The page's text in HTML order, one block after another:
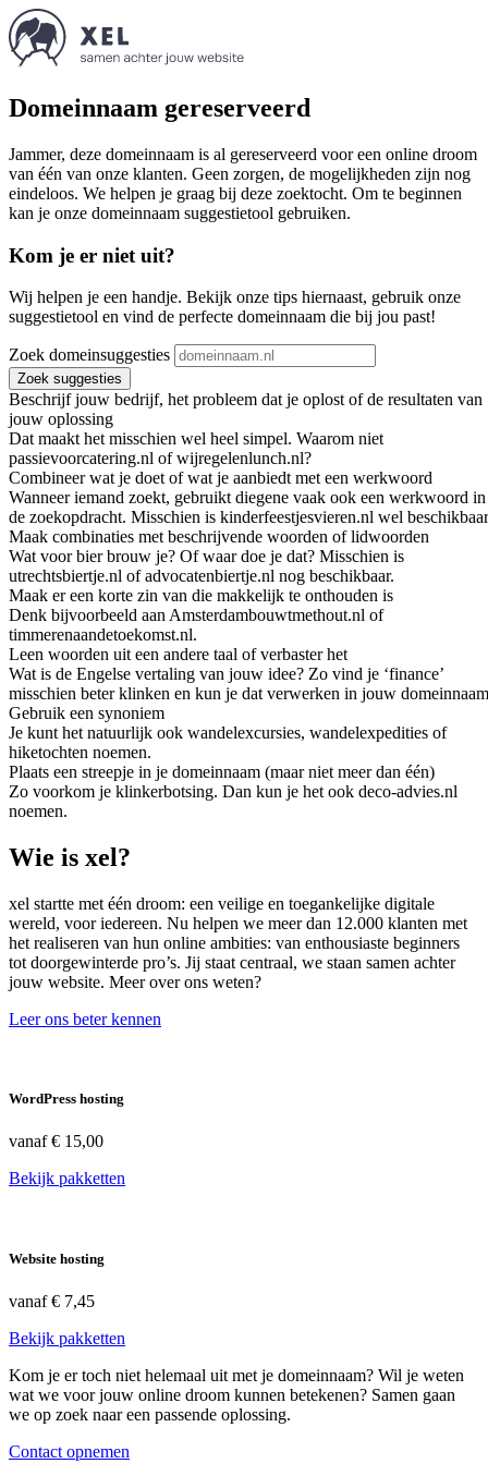
Domeinnaam gereserveerd
Jammer, deze domeinnaam is al gereserveerd voor een online droom
van één van onze klanten. Geen zorgen, de mogelijkheden zijn nog
eindeloos. We helpen je graag bij deze zoektocht. Om te beginnen
kan je onze domeinnaam suggestietool gebruiken.
Kom je er niet uit?
Wij helpen je een handje. Bekijk onze tips hiernaast, gebruik onze
suggestietool en vind de perfecte domeinnaam die bij jou past!
Zoek domeinsuggesties
Zoek suggesties
Beschrijf jouw bedrijf, het probleem dat je oplost of de resultaten van
jouw oplossing
Dat maakt het misschien wel heel simpel. Waarom niet
passievoorcatering.nl of wijregelenlunch.nl?
Combineer wat je doet of wat je aanbiedt met een werkwoord
Wanneer iemand zoekt, gebruikt diegene vaak ook een werkwoord in
de zoekopdracht. Misschien is kinderfeestjesvieren.nl wel
Maak combinaties met beschrijvende woorden of lidwoorden
Wat voor bier brouw je? Of waar doe je dat? Misschien is
utrechtsbiertje.nl of advocatenbiertje.nl nog beschikbaar.
Maak er een korte zin van die makkelijk te onthouden is
Denk bijvoorbeeld aan Amsterdambouwtmethout.nl of
timmerenaandetoekomst.nl.
Leen woorden uit een andere taal of verbaster het
Wat is de Engelse vertaling van jouw idee? Zo vind je ‘finance’
misschien beter klinken en kun je dat verwerken in jouw
Gebruik een synoniem
Je kunt het natuurlijk ook wandelexcursies, wandelexpedities of
hiketochten noemen.
Plaats een streepje in je domeinnaam (maar niet meer dan één)
Zo voorkom je klinkerbotsing. Dan kun je het ook deco-advies.nl
noemen.
Wie is xel?
xel startte met één droom: een veilige en toegankelijke digitale
wereld, voor iedereen. Nu helpen we meer dan 12.000 klanten met
het realiseren van hun online ambities: van enthousiaste beginners
tot doorgewinterde pro’s. Jij staat centraal, we staan samen achter
jouw website. Meer over ons weten?
Leer ons beter kennen
WordPress hosting
vanaf€ 15,00
Bekijk pakketten
Website hosting
vanaf€ 7,45
Bekijk pakketten
Kom je er toch niet helemaal uit met je domeinnaam? Wil je weten
wat we voor jouw online droom kunnen betekenen? Samen gaan
we op zoek naar een passende oplossing.
Contact opnemen